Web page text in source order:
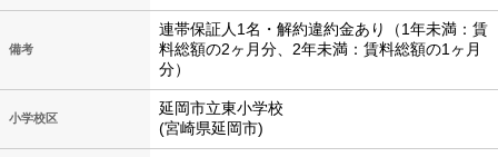
備考
連帯保証人1名・解約違約金あり（1年未満：賃
料総額の2ヶ月分、2年未満：賃料総額の1ヶ月
分）
小学校区
延岡市立東小学校
(宮崎県延岡市)